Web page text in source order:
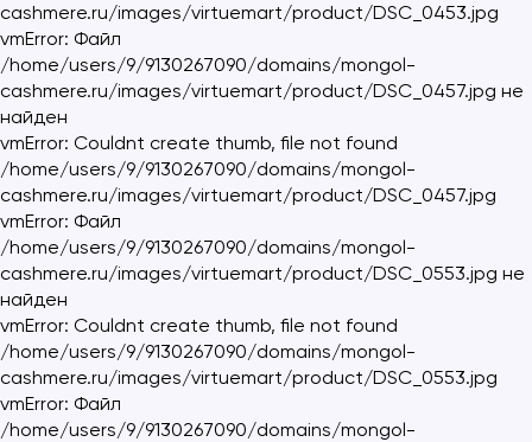
cashmere.ru/images/virtuemart/product/DSC_0453.jpg
vmError: Файл
/home/users/9/9130267090/domains/mongol-
cashmere.ru/images/virtuemart/product/DSC_0457.jpg не
найден
vmError: Couldnt create thumb, file not found
/home/users/9/9130267090/domains/mongol-
cashmere.ru/images/virtuemart/product/DSC_0457.jpg
vmError: Файл
/home/users/9/9130267090/domains/mongol-
cashmere.ru/images/virtuemart/product/DSC_0553.jpg не
найден
vmError: Couldnt create thumb, file not found
/home/users/9/9130267090/domains/mongol-
cashmere.ru/images/virtuemart/product/DSC_0553.jpg
vmError: Файл
/home/users/9/9130267090/domains/mongol-